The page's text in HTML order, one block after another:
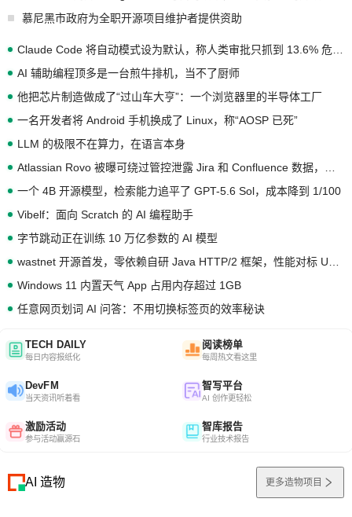
慕尼黑市政府为全职开源项目维护者提供资助
AI 辅助编程顶多是一台煎牛排机，当不了厨师
他把芯片制造做成了“过山车大亨”：一个浏览器里的半导体工厂
一名开发者将 Android 手机换成了 Linux，称“AOSP 已死”
LLM 的极限不在算力，在语言本身
一个 4B 开源模型，检索能力追平了 GPT-5.6 Sol，成本降到 1/100
Vibelf：面向 Scratch 的 AI 编程助手
字节跳动正在训练 10 万亿参数的 AI 模型
Windows 11 内置天气 App 占用内存超过 1GB
任意网页划词 AI 问答：不用切换标签页的效率秘诀
TECH DAILY
每日内容报纸化
阅读榜单
每周热文看这里
DevFM
当天资讯听着看
智写平台
AI 创作更轻松
激励活动
参与活动赢源石
智库报告
行业技术报告
AI 造物 更多造物项目